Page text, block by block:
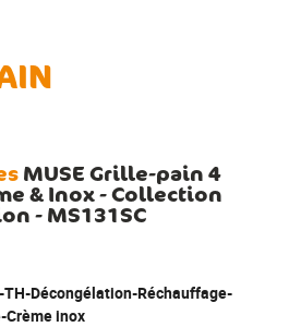
MUSE Grille-pain 4
& Inox - Collection
- MS131SC
TH-Décongélation-Réchauffage-
Crème inox